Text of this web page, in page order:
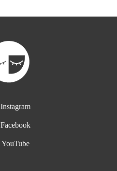
Instagram
Facebook
YouTube